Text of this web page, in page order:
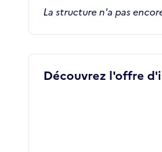
La structure n'a pas
Découvrez l'offre